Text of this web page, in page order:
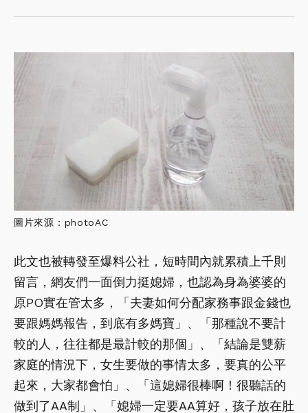
圖片來源：photoAC
此文也被轉發至爆料公社，短時間內就累積上千則
留言，網友們一面倒力挺媳婦，也認為身為婆婆的
原PO實在管太多，「夫妻如何分配家務事跟金錢也
要跟媽媽報告，到底有多媽寶」、「那種說不要計
較的人，往往都是最計較的那個」、「結論是雙薪
家庭的情況下，女生要做的事情太多，要真的公平
起來，大家都會怕」、「這媳婦很棒啊！很聽話的
做到了AA制」、「媳婦一定要AA算好，孩子放在肚